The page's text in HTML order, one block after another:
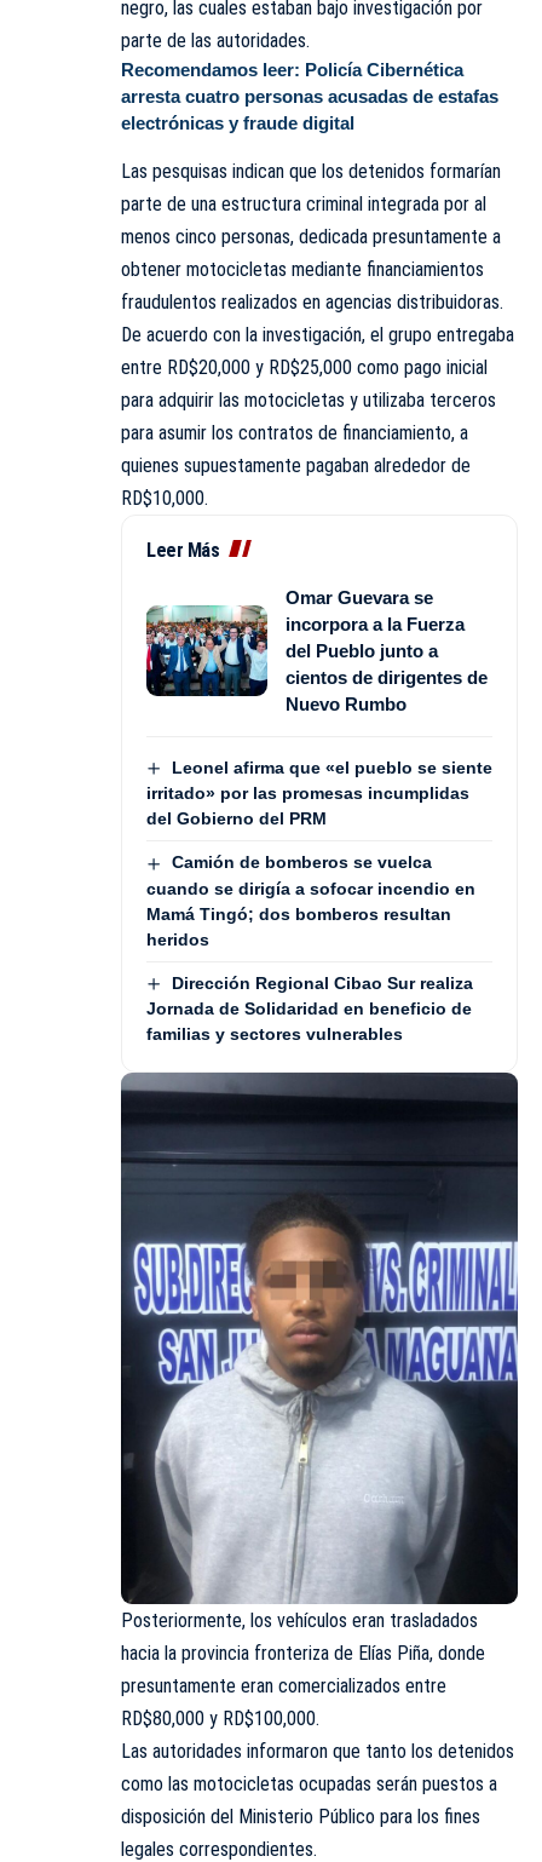
negro, las cuales estaban bajo investigación por
parte de las autoridades.
Recomendamos leer: Policía Cibernética
arresta cuatro personas acusadas de estafas
electrónicas y fraude digital
Las pesquisas indican que los detenidos formarían
parte de una estructura criminal integrada por al
menos cinco personas, dedicada presuntamente a
obtener motocicletas mediante financiamientos
fraudulentos realizados en agencias distribuidoras.
De acuerdo con la investigación, el grupo entregaba
entre RD$20,000 y RD$25,000 como pago inicial
para adquirir las motocicletas y utilizaba terceros
para asumir los contratos de financiamiento, a
quienes supuestamente pagaban alrededor de
RD$10,000.
Leer Más
Omar Guevara se
incorpora a la Fuerza
del Pueblo junto a
cientos de dirigentes de
Nuevo Rumbo
Leonel afirma que «el pueblo se siente
irritado» por las promesas incumplidas
del Gobierno del PRM
Camión de bomberos se vuelca
cuando se dirigía a sofocar incendio en
Mamá Tingó; dos bomberos resultan
heridos
Dirección Regional Cibao Sur realiza
Jornada de Solidaridad en beneficio de
familias y sectores vulnerables
Posteriormente, los vehículos eran trasladados
hacia la provincia fronteriza de Elías Piña, donde
presuntamente eran comercializados entre
RD$80,000 y RD$100,000.
Las autoridades informaron que tanto los detenidos
como las motocicletas ocupadas serán puestos a
disposición del Ministerio Público para los fines
legales correspondientes.